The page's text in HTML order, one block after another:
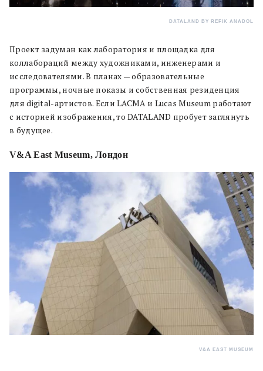
DATALAND BY REFIK ANADOL
Проект задуман как лаборатория и площадка для
коллабораций между художниками, инженерами и
исследователями. В планах — образовательные
программы, ночные показы и собственная резиденция
для digital-артистов. Если LACMA и Lucas Museum работают
с историей изображения, то DATALAND пробует заглянуть
в будущее.
V&A East Museum, Лондон
V&A EAST MUSEUM